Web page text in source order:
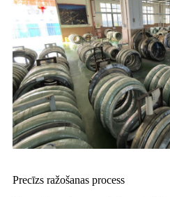
Precīzs ražošanas process